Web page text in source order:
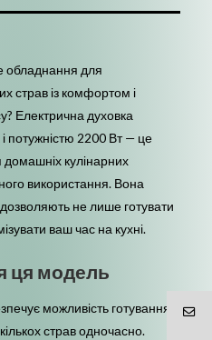
обладнання для
страв із комфортом і
Електрична духовка
потужністю 2200 Вт — це
кулінарних
використання. Вона
не лише готувати
ваш час на кухні.
ця модель
можливість готування
страв одночасно.